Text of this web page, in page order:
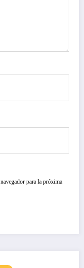
para la próxima